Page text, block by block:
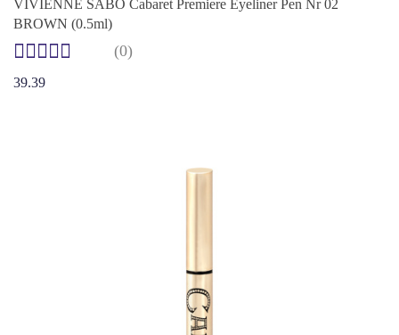
VIVIENNE SABO Cabaret Premiere Eyeliner Pen Nr 02
BROWN (0.5ml)
(0)
39.39